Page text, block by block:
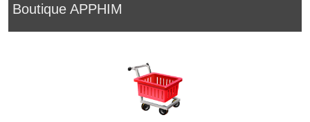
Boutique APPHIM